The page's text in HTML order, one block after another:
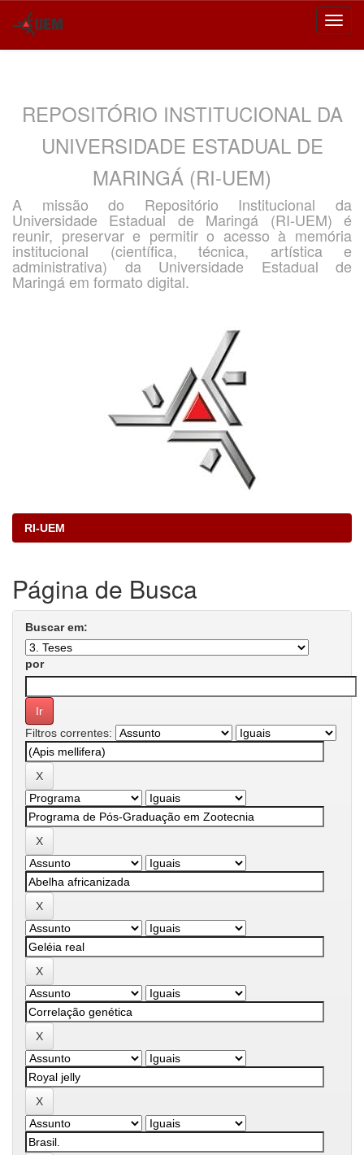
REPOSITÓRIO INSTITUCIONAL DA
UNIVERSIDADE ESTADUAL DE
MARINGÁ (RI-UEM)
A missão do Repositório Institucional da
Universidade Estadual de Maringá (RI-UEM) é
reunir, preservar e permitir o acesso à memória
institucional (científica, técnica, artística e
administrativa) da Universidade Estadual de
Maringá em formato digital.
RI-UEM
Página de Busca
Buscar em:
por
Filtros correntes: